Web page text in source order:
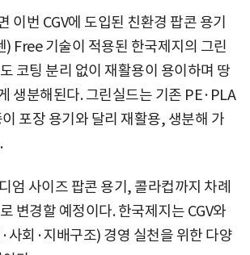
이번 CGV에 도입된 친환경 팝콘 용기
) Free 기술이 적용된 한국제지의 그린
코팅 분리 없이 재활용이 용이하며 땅
생분해된다. 그린실드는 기존 PE·PLA
포장 용기와 달리 재활용, 생분해 가
엄 사이즈 팝콘 용기, 콜라컵까지 차례
변경할 예정이다. 한국제지는 CGV와
사회·지배구조) 경영 실천을 위한 다양